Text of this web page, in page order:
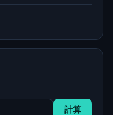
計算